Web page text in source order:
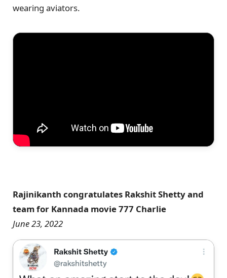
wearing aviators.
Rajinikanth congratulates Rakshit Shetty and
team for Kannada movie 777 Charlie
June 23, 2022